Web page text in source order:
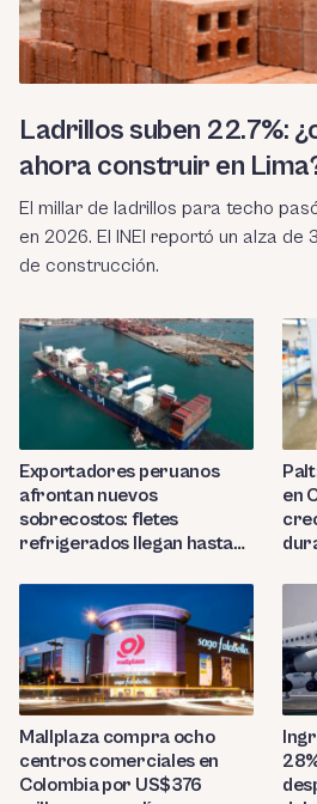
Ladrillos suben 22.7%:
ahora construir en
El millar de ladrillos para techo
en 2026. El INEI reportó un alza de
de construcción.
Exportadores peruanos
afrontan nuevos
sobrecostos: fletes
refrigerados llegan hasta
en
Mallplaza compra ocho
centros comerciales en
Colombia por US$376